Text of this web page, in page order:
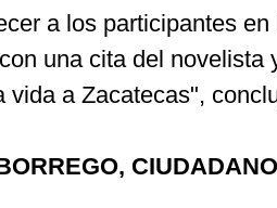
a los participantes
una cita del novelista
vida a Zacatecas",